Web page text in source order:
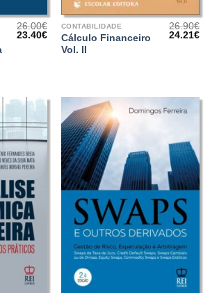
26.00€
O
23.40€O
preço
atual
CONTABILIDADE
Cálculo Financeiro
Vol. II
26.90€
O
24.21€O